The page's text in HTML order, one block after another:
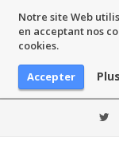
Notre site Web
en acceptant nos
cookies.
Accepter